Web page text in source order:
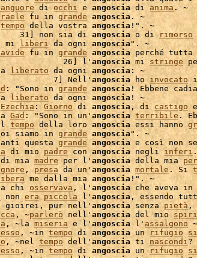
di occhi e angoscia di anima . ~
fu in grande angoscia
tempo della vostra angoscia !". ~
31] non sia di angoscia o di rimorso
mi liberi da ogni angoscia ". ~
fu in grande angoscia perché tutta
26] l'angoscia mi stringe
liberato da ogni angoscia : ~
7] Nell'angoscia ho invocato
: "Sono in grande angoscia ! Ebbene
liberato da ogni angoscia ! ~
Ezechia : Giorno di angoscia, di castigo
a Gad : "Sono in un'angoscia terribile .
tempo della loro angoscia essi hanno
siamo in grande angoscia ". ~
questa grande angoscia e così non
di mio padre con angoscia negli inferi
mia madre per l' angoscia della mia
, presa da un' angoscia mortale . Si
me dalla mia angoscia !". ~
chi osservava , l' angoscia che aveva in
non era piccola l' angoscia , essendo
gioirei, pur nell'angoscia senza pietà ,
, ~parlerò nell'angoscia del mio
, ~la miseria e l' angoscia l' assalgono
, ~in tempo di angoscia un rifugio
, ~nel tempo dell' angoscia ti nascondi?
, ~in tempo di angoscia un rifugio